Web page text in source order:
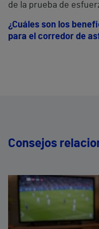
de la prueba de
¿Cuáles son los
para el corredor de
Consejos